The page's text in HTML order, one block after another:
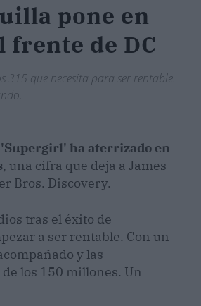
pone en
frente de DC
que necesita para ser rentable.
'Supergirl' ha aterrizado en
, una cifra que deja a James
Bros. Discovery.
tras el éxito de
a ser rentable. Con un
y las
los 150 millones. Un